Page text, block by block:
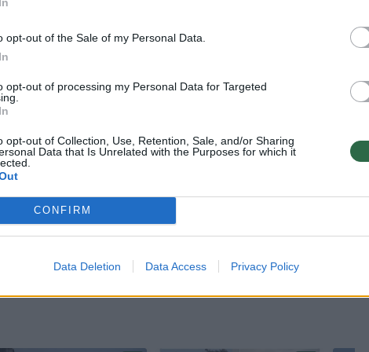
opt-out of the Sale of my Personal Data.
opt-out of processing my Personal Data for Targeted
opt-out of Collection, Use, Retention, Sale, and/or Sharing
Data that Is Unrelated with the Purposes for which it
CONFIRM
Data Deletion Data Access Privacy Policy
Rameshas sakė, kad praėjus kelioms akimirkoms
šviesos.
„įstrigo ore“, – sakė jis.
baltai... staiga atsitrenkė į pastatą ir sprogo“, –